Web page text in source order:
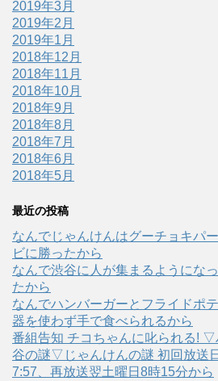
2019年3月
2019年2月
2019年1月
2018年12月
2018年11月
2018年10月
2018年9月
2018年8月
2018年7月
2018年6月
2018年5月
最近の投稿
なんでじゃんけんはグーチョキパ
ビに勝ったから
なんで渋谷に人が集まるようにな
たから
なんでハンバーガーとフライドポ
器を使わず手で食べられるから
番組告知 チコちゃんに叱られる!
谷の謎▽じゃんけんの謎 初回放送
7:57、再放送翌土曜日8時15分から